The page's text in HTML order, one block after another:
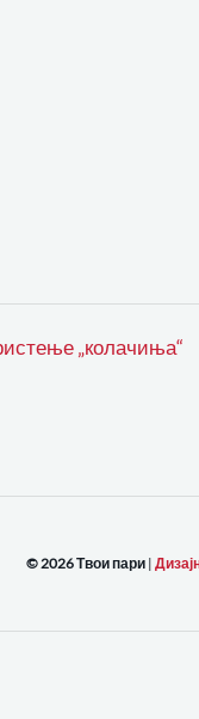
„колачиња“
© 2026 Твои пари |